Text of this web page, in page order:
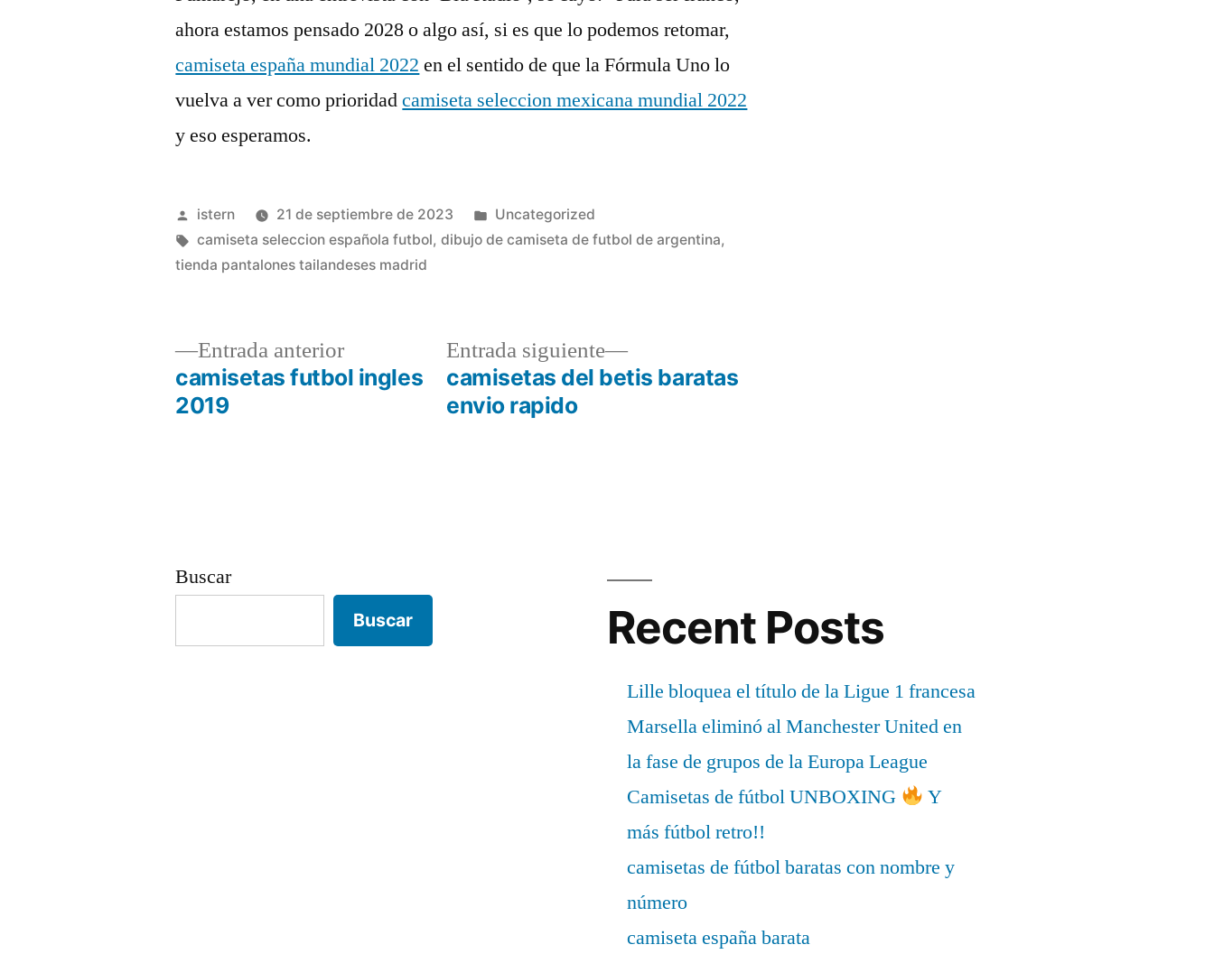
ahora estamos pensado 2028 o algo así, si es que lo podemos retomar,
camiseta españa mundial 2022 en el sentido de que la Fórmula Uno lo
vuelva a ver como prioridadcamiseta seleccion mexicana mundial 2022
y eso esperamos.
Publicado
por
istern 21 de septiembre de 2023
Publicado
en
Uncategorized
Etiquetas:
camiseta seleccion española futbol,dibujo de camiseta de futbol de argentina,
tienda pantalones tailandeses madrid
Navegación
Entrada anteriorEntrada
anterior:
camisetas futbol ingles
2019
Entrada siguiente
Entrada
siguiente:
camisetas del betis baratas
envio rapido
Buscar
Buscar Recent Posts
Lille bloquea el título de la Ligue 1 francesa
Marsella eliminó al Manchester United en
la fase de grupos de la Europa League
Camisetas de fútbol UNBOXING
Y
más fútbol retro!!
camisetas de fútbol baratas con nombre y
número
camiseta españa barata